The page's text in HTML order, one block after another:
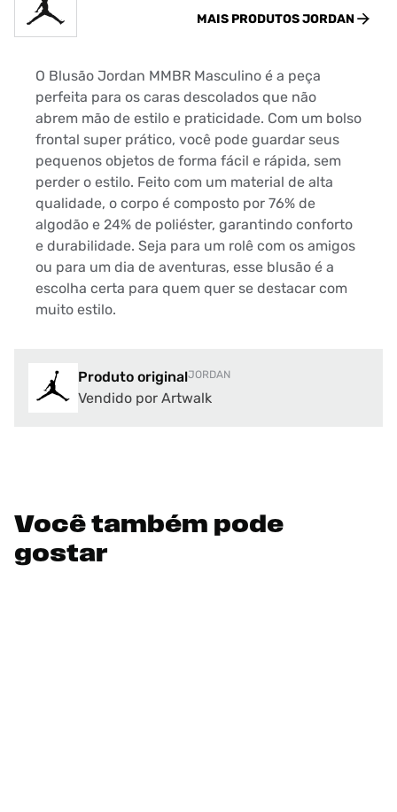
MAIS PRODUTOSJORDAN
O Blusão Jordan MMBR Masculino é a peça
perfeita para os caras descolados que não
abrem mão de estilo e praticidade. Com um bolso
frontal super prático, você pode guardar seus
pequenos objetos de forma fácil e rápida, sem
perder o estilo. Feito com um material de alta
qualidade, o corpo é composto por 76% de
algodão e 24% de poliéster, garantindo conforto
e durabilidade. Seja para um rolê com os amigos
ou para um dia de aventuras, esse blusão é a
escolha certa para quem quer se destacar com
muito estilo.
Produto originalJORDAN
Vendido por Artwalk
Você também pode
gostar